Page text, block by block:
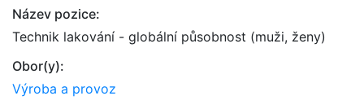
Název pozice:
Technik lakování - globální působnost (muži, ženy)
Obor(y):
Výroba a provoz